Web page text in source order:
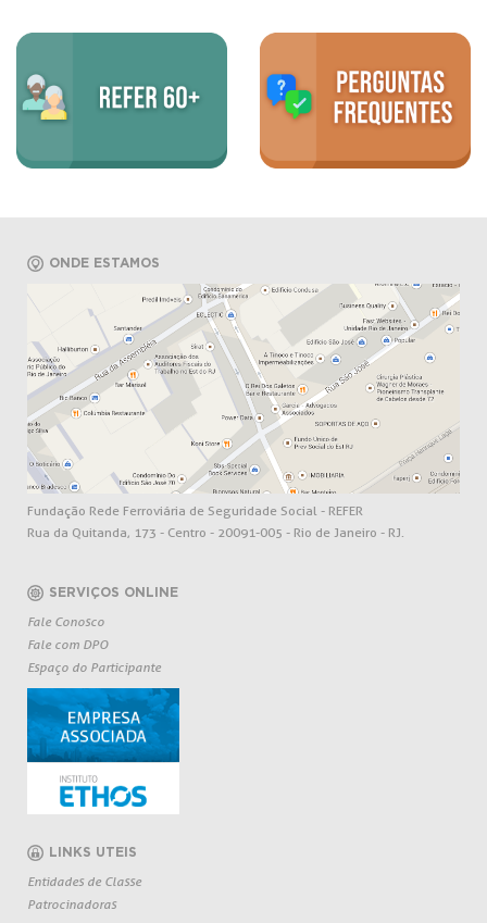
ONDE ESTAMOS
Fundação Rede Ferroviária de Seguridade Social - REFER
Rua da Quitanda, 173 - Centro - 20091-005 - Rio de Janeiro - RJ.
SERVIÇOS ONLINE
Fale Conosco
Fale com DPO
Espaço do Participante
LINKS UTEIS
Entidades de Classe
Patrocinadoras